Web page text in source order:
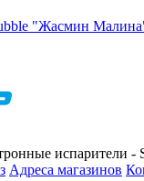
"Жасмин
испарители -
Адреса магазинов